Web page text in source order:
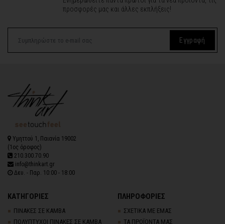
προσφορές μας και άλλες εκπλήξεις!
Εγγραφή
Υμηττού 1, Παιανία 19002
(1ος όροφος)
210.300.70.90
info@thinkart.gr
Δευ. - Παρ. 10:00 - 18:00
ΚΑΤΗΓΟΡΙΕΣ
ΠΙΝΑΚΕΣ ΣΕ ΚΑΜΒΑ
ΠΟΛΥΠΤΥΧΟΙ ΠΙΝΑΚΕΣ ΣΕ ΚΑΜΒΑ
ΠΛΗΡΟΦΟΡΙΕΣ
ΣΧΕΤΙΚΑ ΜΕ ΕΜΑΣ
ΤΑ ΠΡΟΪΟΝΤΑ ΜΑΣ